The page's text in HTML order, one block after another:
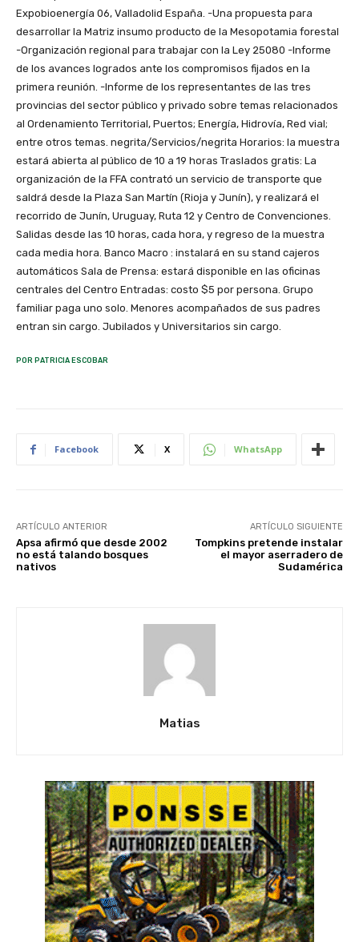
Expobioenergía 06, Valladolid España. -Una propuesta para
desarrollar la Matriz insumo producto de la Mesopotamia forestal
-Organización regional para trabajar con la Ley 25080 -Informe
de los avances logrados ante los compromisos fijados en la
primera reunión. -Informe de los representantes de las tres
provincias del sector público y privado sobre temas relacionados
al Ordenamiento Territorial, Puertos; Energía, Hidrovía, Red vial;
entre otros temas. negrita/Servicios/negrita Horarios: la muestra
estará abierta al público de 10 a 19 horas Traslados gratis: La
organización de la FFA contrató un servicio de transporte que
saldrá desde la Plaza San Martín (Rioja y Junín), y realizará el
recorrido de Junín, Uruguay, Ruta 12 y Centro de Convenciones.
Salidas desde las 10 horas, cada hora, y regreso de la muestra
cada media hora. Banco Macro : instalará en su stand cajeros
automáticos Sala de Prensa: estará disponible en las oficinas
centrales del Centro Entradas: costo $5 por persona. Grupo
familiar paga uno solo. Menores acompañados de sus padres
entran sin cargo. Jubilados y Universitarios sin cargo.
POR PATRICIA ESCOBAR
Facebook X WhatsApp
ARTÍCULO ANTERIOR
Apsa afirmó que desde 2002
no está talando bosques
nativos
ARTÍCULO SIGUIENTE
Tompkins pretende instalar
el mayor aserradero de
Sudamérica
Matias